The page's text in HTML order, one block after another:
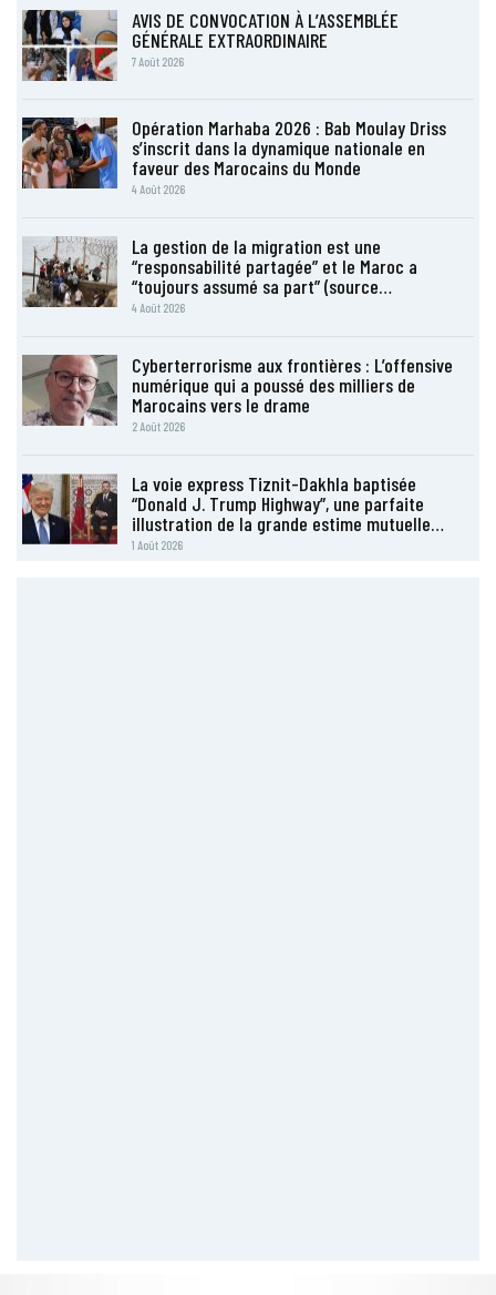
AVIS DE CONVOCATION À L’ASSEMBLÉE
GÉNÉRALE EXTRAORDINAIRE
7 Août 2026
Opération Marhaba 2026 : Bab Moulay Driss
s’inscrit dans la dynamique nationale en
faveur des Marocains du Monde
4 Août 2026
La gestion de la migration est une
“responsabilité partagée” et le Maroc a
“toujours assumé sa part” (source…
4 Août 2026
Cyberterrorisme aux frontières : L’offensive
numérique qui a poussé des milliers de
Marocains vers le drame
2 Août 2026
La voie express Tiznit-Dakhla baptisée
“Donald J. Trump Highway”, une parfaite
illustration de la grande estime mutuelle…
1 Août 2026